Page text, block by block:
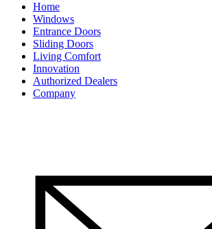
Home
Windows
Entrance Doors
Sliding Doors
Living Comfort
Innovation
Authorized Dealers
Company